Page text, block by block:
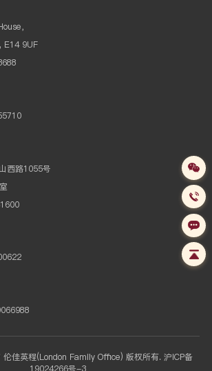
，
E14 9UF
西路1055号
伦佳英程(London Family Office) 版权所有. 沪ICP备
19024266号-3